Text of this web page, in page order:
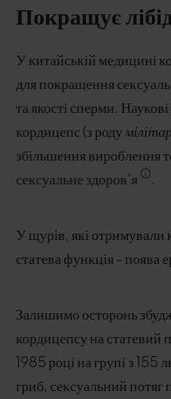
Покращує
У китайській медицині
для покращення
та якості сперми.
кордицепс (з роду
збільшення вироблення
сексуальне здоров'я
.
У щурів, які
статева функція - поява
Залишимо осторонь
кордицепсу на статевий
1985 році на групі з 155
гриб, сексуальний